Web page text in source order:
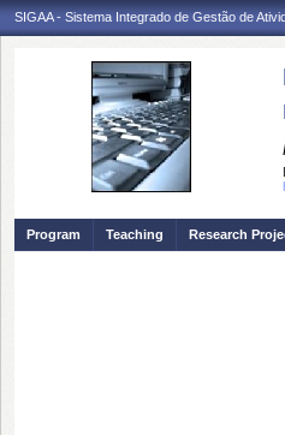
SIGAA - Sistema Integrado de Gestão de
Program Teaching Research